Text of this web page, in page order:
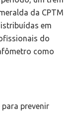
da CPTM
em
do
como
prevenir